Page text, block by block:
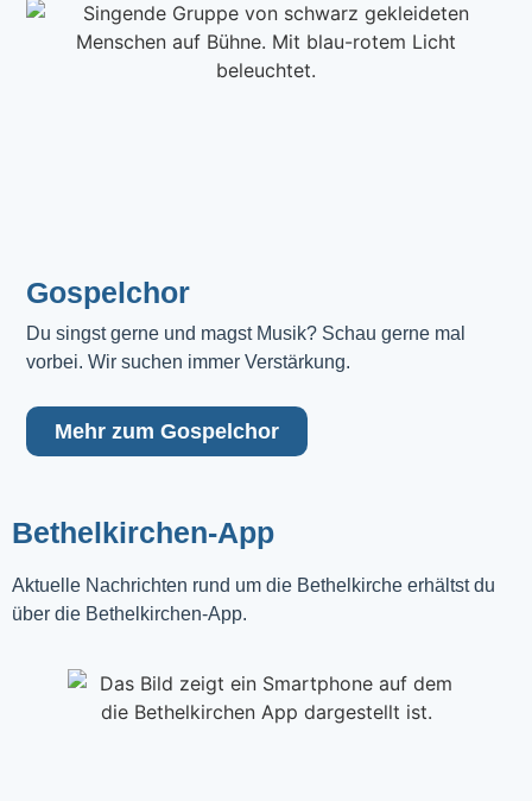
Gospelchor
Du singst gerne und magst Musik? Schau gerne mal
vorbei. Wir suchen immer Verstärkung.
Mehr zum Gospelchor
Bethelkirchen-App
Aktuelle Nachrichten rund um die Bethelkirche erhältst du
über die Bethelkirchen-App.